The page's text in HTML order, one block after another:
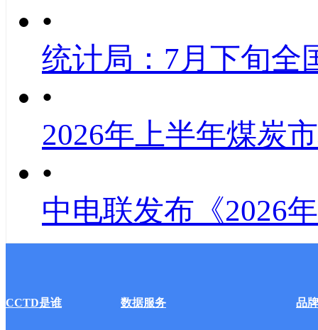
•
统计局：7月下旬全
•
2026年上半年煤炭
•
中电联发布《2026
CCTD是谁 数据服务 品